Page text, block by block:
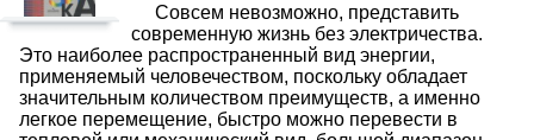
Совсем невозможно, представить
современную жизнь без электричества.
Это наиболее распространенный вид энергии,
применяемый человечеством, поскольку обладает
значительным количеством преимуществ, а именно
легкое перемещение, быстро можно перевести в